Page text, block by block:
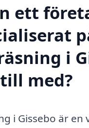
ett
i
med?
i Gissebo är en